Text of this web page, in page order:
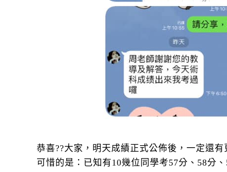
恭喜??大家，明天成績正式公佈後，一定還
可惜的是：已知有10幾位同學考57分、58分